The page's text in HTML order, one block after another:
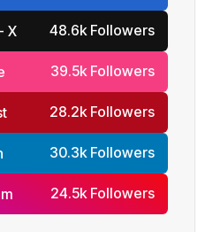
X 48.6k Followers
39.5k Followers
28.2k Followers
30.3k Followers
24.5k Followers